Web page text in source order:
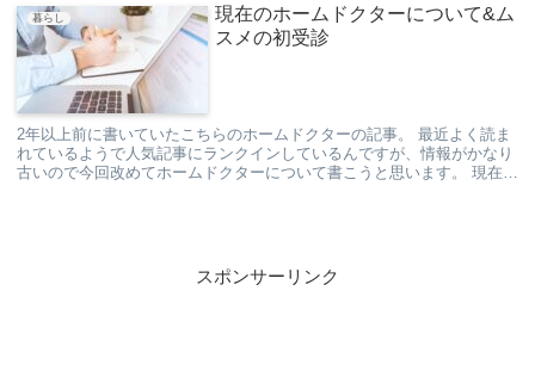
暮らし
現在のホームドクターについて&ム
スメの初受診
2年以上前に書いていたこちらのホームドクターの記事。 最近よく読ま
れているようで人気記事にランクインしているんですが、情報がかなり
古いので今回改めてホームドクターについて書こうと思います。 現在我
スポンサーリンク